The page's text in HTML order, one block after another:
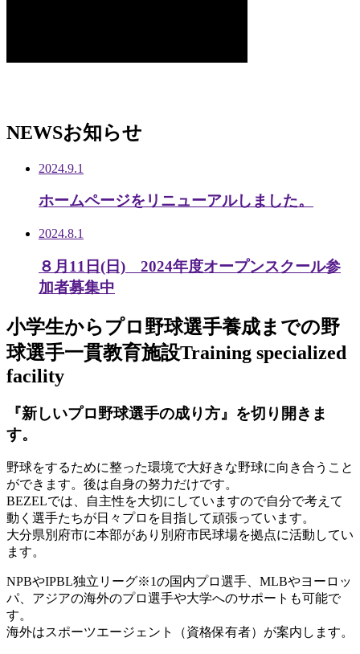
NEWSお知らせ
2024.9.1
ホームページをリニューアルしました。
2024.8.1
８月11日(日) 2024年度オープンスクール参
加者募集中
小学生からプロ野球選手養成までの野
球選手一貫教育施設Training specialized
facility
『新しいプロ野球選手の成り方』を切り開きま
す。
野球をするために整った環境で大好きな野球に向き合うこと
ができます。後は自身の努力だけです。
BEZELでは、自主性を大切にしていますので自分で考えて
動く選手たちが日々プロを目指して頑張っています。
大分県別府市に本部があり別府市民球場を拠点に活動してい
ます。
NPBやIPBL独立リーグ※1の国内プロ選手、MLBやヨーロッ
パ、アジアの海外のプロ選手や大学へのサポートも可能で
す。
海外はスポーツエージェント（資格保有者）が案内します。